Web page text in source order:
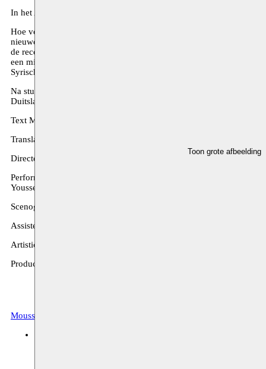
Toon grote afbeelding
In het Arabisch en het Frans, boventiteld in het Nederlands
Hoe vertel je een geschiedenis in wording? Moussem artist in
nieuwe creatie drie teksten van de Syrische auteur Mohammad Al
de recentste geschiedenis van Syrië en tonen hoe het land van een
een mix van spel, beelden en video biedt deze brandend actuele
Syrische conflict.
Na studies literatuur werkte Leyla-Claire Rabih gedurende 10 jaar
Duitsland. In 2008 vestigt ze zich in Lyon en richt er haar eigen
Text Mohammad Al Attar
Translation Jumana Al-Yasiri et Leyla-Claire Rabih
Directed by Leyla-Claire Rabih
Performed by Soleïma Arabi, Wissam Arbache, Racha Baroud,
Youssef
Scenography Jean-Christophe Lanquetin
Assistent director Philippe Journo
Artistic collaboration Catherine Boskowitz
Production Grenier Neuf supported by Moussem Nomadic Arts
Moussem Repertoire